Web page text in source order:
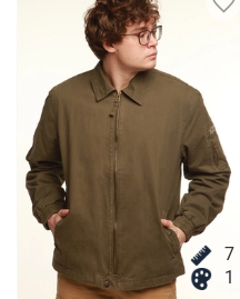
7
1